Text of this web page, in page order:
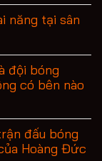
năng tại sân
đội bóng
có bên nào
đấu bóng
Hoàng Đức